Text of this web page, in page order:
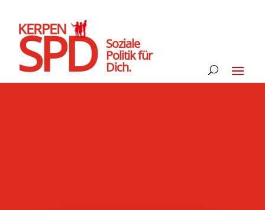
SPD
KERPEN
Soziale
Politik für
Dich.